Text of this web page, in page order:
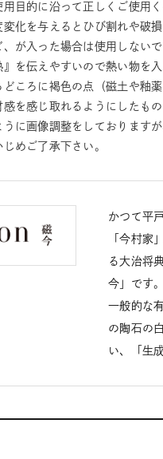
用目的に沿って正しくご使用く
変化を与えるとひび割れや破
、が入った場合は使用しないで
』を伝えやすいので熱い物を
どころに褐色の点（磁土や釉
を感じ取れるようにしたも
うに画像調整をしております
めご了承下さい。
かつて平
「今村家
る大治将
今」です。
一般的な
の陶石の
い、「生